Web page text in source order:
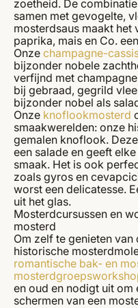
zoetheid. De
samen met gevogelte,
mosterdsaus maakt het
paprika, mais en Co.
Onze champagne-
bijzonder nobele
verfijnd met
bij gebraad, gegrild
bijzonder nobel als
Onze knoflookmosterd
smaakwerelden: onze
gemalen knoflook.
een salade en geeft
smaak. Het is ook
zoals gyros en
worst een delicatesse.
uit het glas.
Mosterdcursussen en
mosterd
Om zelf te genieten
historische
romantische bak- en
en oud en nodigt uit om
schermen van een